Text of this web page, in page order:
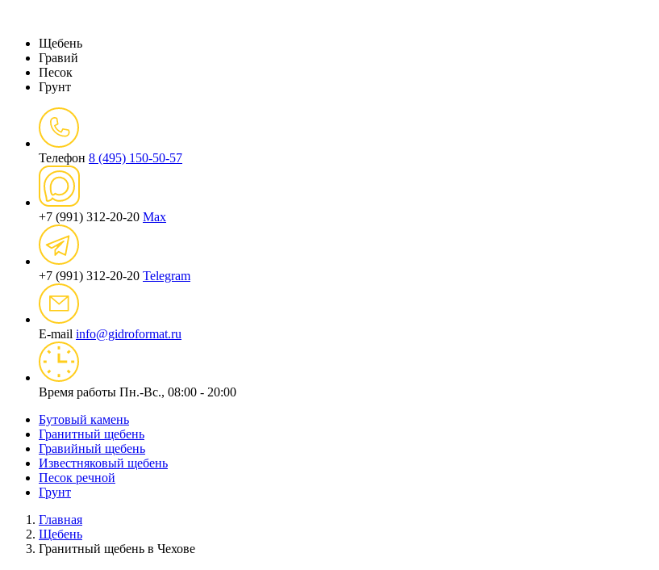
Щебень
Гравий
Песок
Грунт
Телефон 8 (495) 150-50-57
+7 (991) 312-20-20 Max
+7 (991) 312-20-20 Telegram
E-mail info@gidroformat.ru
Время работы Пн.-Вс., 08:00 - 20:00
Бутовый камень
Гранитный щебень
Гравийный щебень
Известняковый щебень
Песок речной
Грунт
Главная
Щебень
Гранитный щебень в Чехове